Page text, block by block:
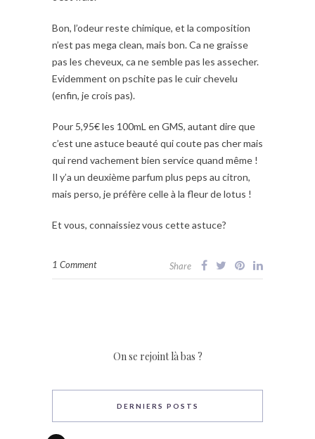
Bon, l’odeur reste chimique, et la composition
n’est pas mega clean, mais bon. Ca ne graisse
pas les cheveux, ca ne semble pas les assecher.
Evidemment on pschite pas le cuir chevelu
(enfin, je crois pas).
Pour 5,95€ les 100mL en GMS, autant dire que
c’est une astuce beauté qui coute pas cher mais
qui rend vachement bien service quand même !
Il y’a un deuxième parfum plus peps au citron,
mais perso, je préfère celle à la fleur de lotus !
Et vous, connaissiez vous cette astuce?
1 Comment Share
On se rejoint là bas ?
DERNIERS POSTS